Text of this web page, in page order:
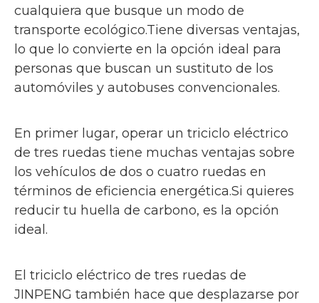
cualquiera que busque un modo de
transporte ecológico.Tiene diversas ventajas,
lo que lo convierte en la opción ideal para
personas que buscan un sustituto de los
automóviles y autobuses convencionales.
En primer lugar, operar un triciclo eléctrico
de tres ruedas tiene muchas ventajas sobre
los vehículos de dos o cuatro ruedas en
términos de eficiencia energética.Si quieres
reducir tu huella de carbono, es la opción
ideal.
El triciclo eléctrico de tres ruedas de
JINPENG también hace que desplazarse por